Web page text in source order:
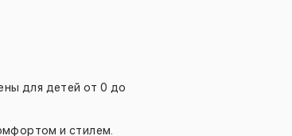
для детей от 0 до
и стилем.